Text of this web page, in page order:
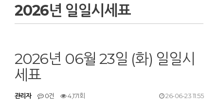
2026년 일일시세표
2026년 06월 23일 (화) 일일시
세표
관리자 0건 4,171회 26-06-23 11:55